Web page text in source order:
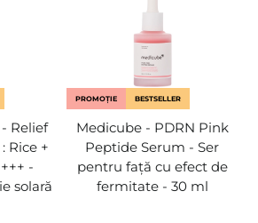
Relief
Rice +
-
solară
PROMOȚIE BESTSELLER
Medicube - PDRN Pink
Peptide Serum - Ser
pentru față cu efect de
fermitate - 30 ml